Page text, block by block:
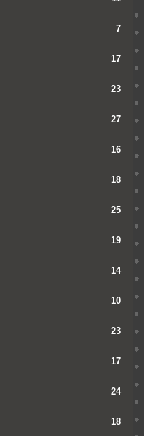
7
17
23
27
16
18
25
19
14
10
23
17
24
18